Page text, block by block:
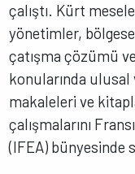
çalıştı. Kürt
yönetimler,
çatışma çözümü
konularında ulusal
makaleleri ve
çalışmalarını
(IFEA) bünyesinde